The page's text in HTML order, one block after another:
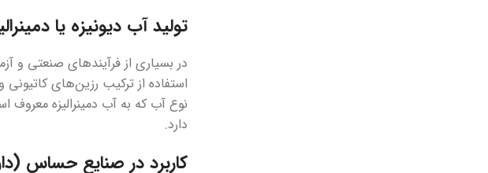
تولید آب دیونیزه یا
در بسیاری از فرآیندهای صنعتی و
استفاده از ترکیب رزین‌های
نوع آب که به آب دمینرالیزه معروف
دارد.
کاربرد در صنایع حساس